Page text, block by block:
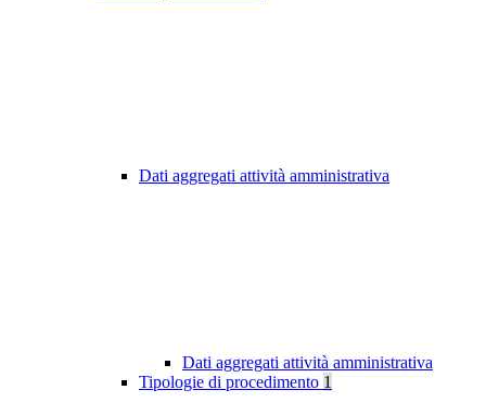
Dati aggregati attività amministrativa
Dati aggregati attività amministrativa
Tipologie di procedimento 1